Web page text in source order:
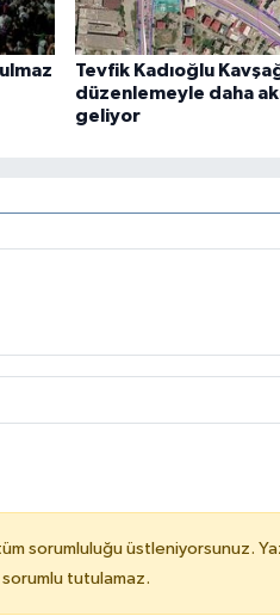
Tevfik Kadıoğlu
düzenlemeyle daha
geliyor
sorumluluğu üstleniyorsunuz.
tutulamaz.